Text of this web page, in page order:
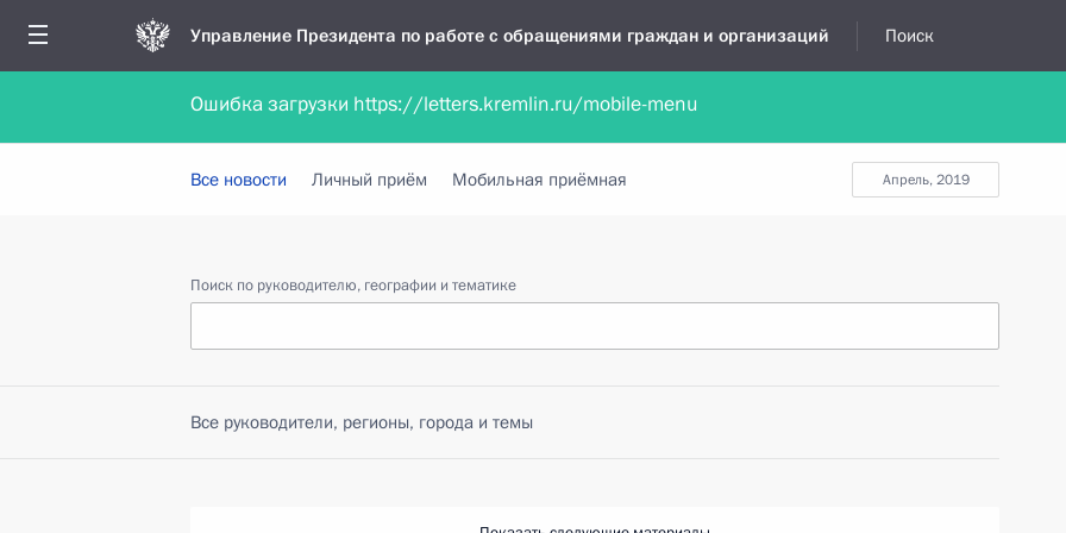
Управление Президента по работе с обращениями граждан и организаций Поиск
Обратиться в форме электронного документа Обратиться в устной форме
апрель, 2019
Все новости Личный приём Мобильная приёмная
Поиск по руководителю, географии и тематике
Все руководители, регионы, города и темы
Ошибка загрузки https://letters.kremlin.ru/mobile-menu